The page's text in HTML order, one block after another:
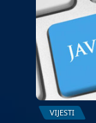
VIJESTI